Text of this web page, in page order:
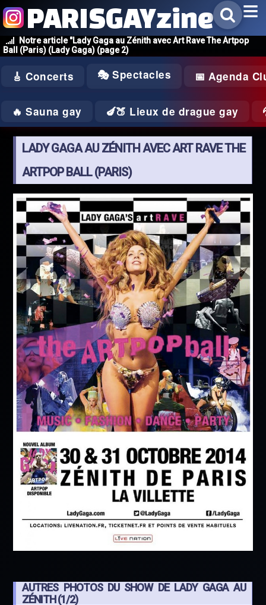
Notre article "Lady Gaga au Zénith avec Art Rave The Artpop
Ball (Paris) (Lady Gaga) (page 2)
PARISGAYzine
🎸 Concerts 🎭 Spectacles 📅 Agenda
🔥 Sauna gay 🍆🍑 Lieux de drague gay
LADY GAGA AU ZÉNITH AVEC ART RAVE THE
ARTPOP BALL (PARIS)
AUTRES PHOTOS DU SHOW DE LADY GAGA AU
ZÉNITH (1/2)